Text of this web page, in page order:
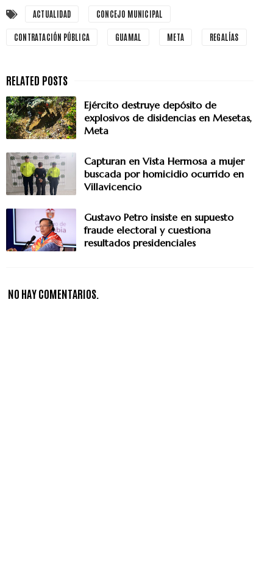
ACTUALIDAD CONCEJO MUNICIPAL
CONTRATACIÓN PÚBLICA GUAMAL META REGALÍAS
Ejército destruye depósito de
explosivos de disidencias en Mesetas,
Meta
Capturan en Vista Hermosa a mujer
buscada por homicidio ocurrido en
Villavicencio
Gustavo Petro insiste en supuesto
fraude electoral y cuestiona
resultados presidenciales
NO HAY COMENTARIOS.